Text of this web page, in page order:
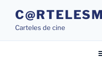
contenido
Carteles de cine